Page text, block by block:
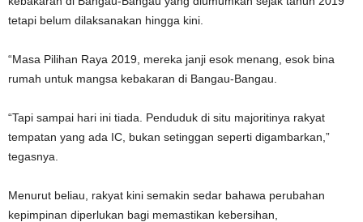
tetapi belum dilaksanakan hingga kini.
“Masa Pilihan Raya 2019, mereka janji esok menang, esok bina
rumah untuk mangsa kebakaran di Bangau-Bangau.
“Tapi sampai hari ini tiada. Penduduk di situ majoritinya rakyat
tempatan yang ada IC, bukan setinggan seperti digambarkan,”
tegasnya.
Menurut beliau, rakyat kini semakin sedar bahawa perubahan
kepimpinan diperlukan bagi memastikan kebersihan,